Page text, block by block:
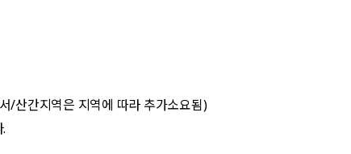
/산간지역은 지역에 따라 추가소요됨)